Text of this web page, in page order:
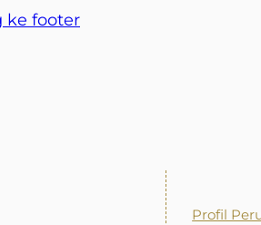
ke footer
Profil